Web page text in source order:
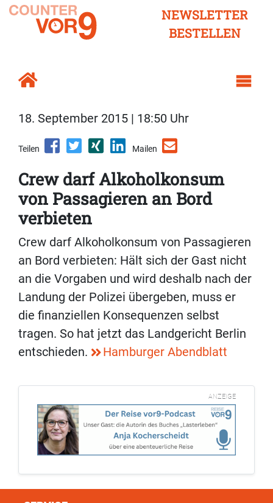
NEWSLETTER
BESTELLEN
18. September 2015 | 18:50 Uhr
Teilen Mailen
Crew darf Alkoholkonsum
von Passagieren an Bord
verbieten
Crew darf Alkoholkonsum von Passagieren
an Bord verbieten: Hält sich der Gast nicht
an die Vorgaben und wird deshalb nach der
Landung der Polizei übergeben, muss er
die finanziellen Konsequenzen selbst
tragen. So hat jetzt das Landgericht Berlin
entschieden.
Hamburger Abendblatt
ANZEIGE